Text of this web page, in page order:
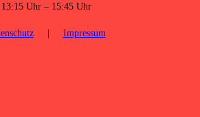
13:15 Uhr – 15:45 Uhr
| Impressum